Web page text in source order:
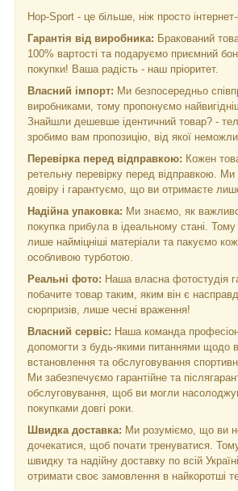
Hop-Sport - це більше, ніж просто
Гарантія від виробника: Бракований
100% вартості та подаруємо приємний
покупки! Ваша радість - наш пріоритет.
Власний імпорт: Ми безпосередньо
виробниками, тому пропонуємо
Знайшли дешевше ідентичний товар? -
зробимо вам пропозицію, від якої
Перевірка перед відправкою: Кожен
ретельну перевірку перед відправкою.
довіру і гарантуємо, що ви отримаєте
Надійна упаковка: Ми знаємо, як
покупка прибула в ідеальному стані.
лише найміцніші матеріали та пакуємо
особливою турботою.
Реальні фото: Наша власна фотостудія
побачите товар таким, яким він є
сюрпризів, лише чесні враження!
Власний сервіс: Наша команда
допомогти з будь-якими питаннями щодо
встановлення та обслуговування
Ми забезпечуємо гарантійне та
обслуговування, щоб ви могли
покупками довгі роки.
Швидка доставка: Ми розуміємо, що ви
дочекатися, щоб почати тренуватися.
швидку та надійну доставку по всій
отримати своє замовлення в найкоротші